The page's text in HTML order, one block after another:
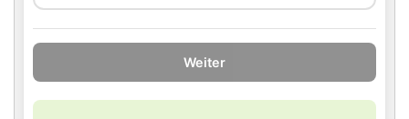
Weiter